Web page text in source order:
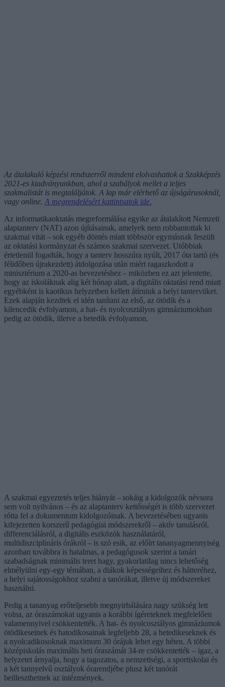
Az átalakuló képzési rendszerről mindent elolvashattok a Szakképzés
2021-es kiadványunkban, ahol a szabályok mellet a teljes
szakmalistát is megtaláljátok. A lap már elérhető az újságárusoknál,
vagy online. A megrendelésért kattintsatok ide.
Az informatikaoktatás megreformálása egyike az átalakított Nemzeti
alaptanterv (NAT) azon újításainak, amelyek nem robbantottak ki
szakmai vitát – sok egyéb döntés miatt többször egymásnak feszült
az oktatási kormányzat és számos szakmai szervezet. Utóbbiak
értetlenül fogadták, hogy a tanterv hosszúra nyúlt, 2017 óta tartó (és
félidőben újrakezdett) átdolgozása után miért ragaszkodott a
minisztérium a 2020-as bevezetéshez – miközben ez azt jelentette,
hogy az iskoláknak alig két hónap alatt, a digitális oktatási rend miatt
egyébként is kaotikus helyzetben kellett átírniuk a helyi tantervüket.
Ezek alapján kezdtek el idén tanítani az első, az ötödik és a
kilencedik évfolyamon, a hat- és nyolcosztályos gimnáziumokban
pedig az ötödik, illetve a hetedik évfolyamon.
A szakmai egyeztetés teljes hiányát – sokáig a kidolgozók névsora
sem volt nyilvános – és az alaptanterv kettősségét is több szervezet
rótta fel a dokumentum kidolgozóinak. A bevezetésében ugyanis
kifejezetten korszerű pedagógiai módszerekről – aktív tanulásról,
differenciálásról, a digitális eszközök használatáról,
multidiszciplináris órákról – is szó esik, az előírt tananyagmennyiség
azonban továbbra is hatalmas, a pedagógusok szerint a tanári
szabadságnak minimális teret hagy, gyakorlatilag nincs lehetőség
elmélyülni egy-egy témában, a diákok képességeihez és hátteréhez,
a helyi sajátosságokhoz szabni a tanórákat, illetve új módszereket
használni.
Pedig a tananyag erőteljesebb megnyirbálására nagy szükség lett
volna, az óraszámokat ugyanis a korábbi ígéreteknek megfelelően
valamennyivel csökkentették. A hat- és nyolcosztályos gimnáziumok
ötödikeseinek és hatodikosainak legfeljebb 28, a hetedikeseknek és
a nyolcadikosoknak maximum 30 órájuk lehet egy héten. A többi
középiskolás maximális heti óraszámát 34-re csökkentették – igaz, a
helyzetet árnyalja, hogy a tagozatos, a nemzetiségi, a sportiskolai és
a két tannyelvű osztályok órarendjébe plusz két tanórát
beilleszthetnek az intézmények.